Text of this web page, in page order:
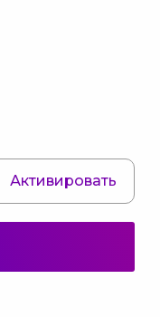
Активировать